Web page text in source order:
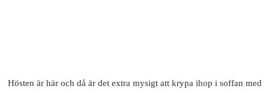
Hösten är här och då är det extra mysigt att krypa ihop i soffan med